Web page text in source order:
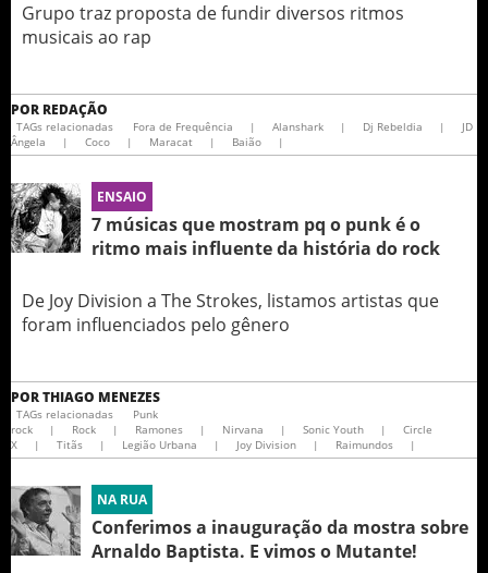
Grupo traz proposta de fundir diversos ritmos
musicais ao rap
POR REDAÇÃO
TAGs relacionadas Fora de Frequência | Alanshark | Dj Rebeldia |
JD
Ângela
| Coco | Maracat | Baião |
ENSAIO
7 músicas que mostram pq o punk é o
ritmo mais influente da história do rock
De Joy Division a The Strokes, listamos artistas que
foram influenciados pelo gênero
PORTHIAGO MENEZES
TAGs relacionadas
Punk
rock
| Rock | Ramones | Nirvana | Sonic Youth |
Circle
X
| Titãs | Legião Urbana | Joy Division | Raimundos |
NA RUA
Conferimos a inauguração da mostra sobre
Arnaldo Baptista. E vimos o Mutante!